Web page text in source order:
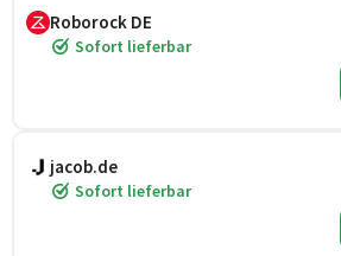
Roborock DE
Sofort lieferbar
jacob.de
Sofort lieferbar